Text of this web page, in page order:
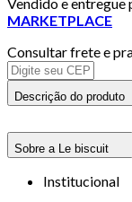
MARKETPLACE
Consultar frete e
Descrição do produto
Sobre a Le biscuit
Institucional